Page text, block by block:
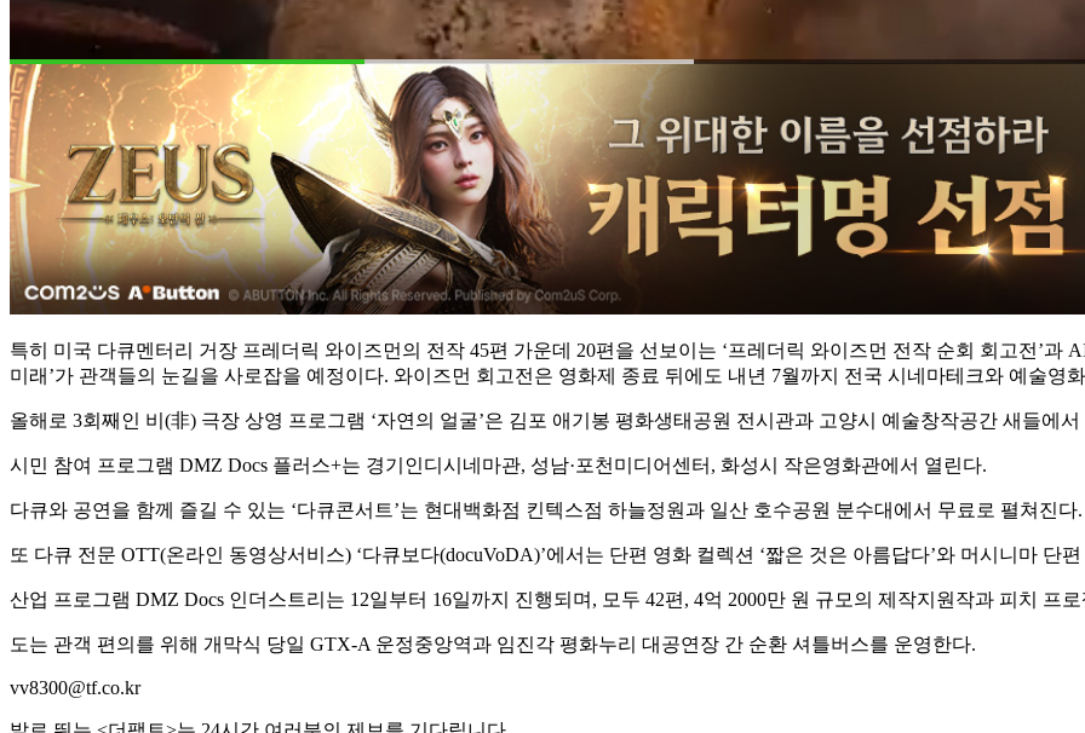
특히 미국 다큐멘터리 거장 프레더릭 와이즈먼의 전작 45편 가운데 20편을 선보이는 ‘프레더릭 와이즈먼 전작 순회 회고전’과
미래’가 관객들의 눈길을 사로잡을 예정이다. 와이즈먼 회고전은 영화제 종료 뒤에도 내년 7월까지 전국 시네마테크와 예술영
올해로 3회째인 비(非) 극장 상영 프로그램 ‘자연의 얼굴’은 김포 애기봉 평화생태공원 전시관과 고양시 예술창작공간 새들에
시민 참여 프로그램 DMZ Docs 플러스+는 경기인디시네마관, 성남·포천미디어센터, 화성시 작은영화관에서 열린다.
다큐와 공연을 함께 즐길 수 있는 ‘다큐콘서트’는 현대백화점 킨텍스점 하늘정원과 일산 호수공원 분수대에서 무료로 펼쳐진다.
또 다큐 전문 OTT(온라인 동영상서비스) ‘다큐보다(docuVoDA)’에서는 단편 영화 컬렉션 ‘짧은 것은 아름답다’와 머시니마 단
산업 프로그램 DMZ Docs 인더스트리는 12일부터 16일까지 진행되며, 모두 42편, 4억 2000만 원 규모의 제작지원작과 피치 프
도는 관객 편의를 위해 개막식 당일 GTX-A 운정중앙역과 임진각 평화누리 대공연장 간 순환 셔틀버스를 운영한다.
vv8300@tf.co.kr